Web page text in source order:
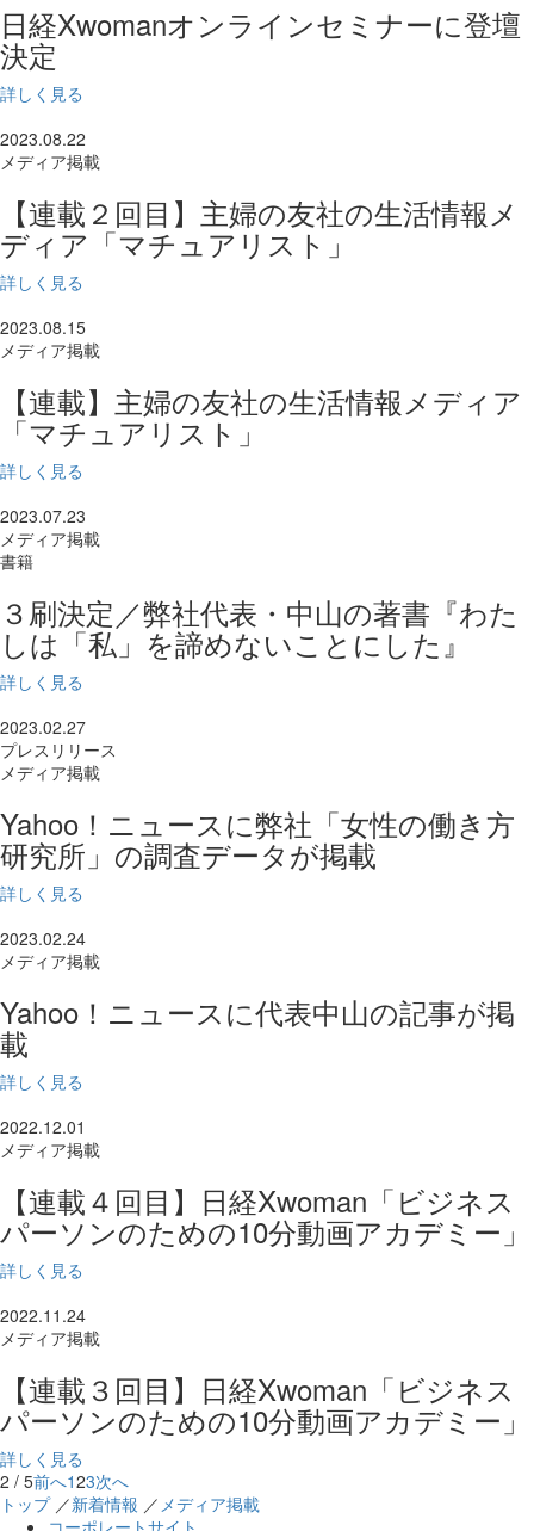
日経Xwomanオンラインセミナーに登壇
決定
詳しく見る
2023.08.22
メディア掲載
【連載２回目】主婦の友社の生活情報メ
ディア「マチュアリスト」
詳しく見る
2023.08.15
メディア掲載
【連載】主婦の友社の生活情報メディア
「マチュアリスト」
詳しく見る
2023.07.23
メディア掲載
書籍
３刷決定／弊社代表・中山の著書『わた
しは「私」を諦めないことにした』
詳しく見る
2023.02.27
プレスリリース
メディア掲載
Yahoo！ニュースに弊社「女性の働き方
研究所」の調査データが掲載
詳しく見る
2023.02.24
メディア掲載
Yahoo！ニュースに代表中山の記事が掲
載
詳しく見る
2022.12.01
メディア掲載
【連載４回目】日経Xwoman「ビジネス
パーソンのための10分動画アカデミー」
詳しく見る
2022.11.24
メディア掲載
【連載３回目】日経Xwoman「ビジネス
パーソンのための10分動画アカデミー」
詳しく見る
2 / 5前へ123次へ
トップ ／新着情報 ／ メディア掲載
コーポレートサイト